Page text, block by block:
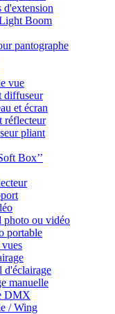
d'extension
Boom
pantographe
vue
diffuseur
et écran
réflecteur
pliant
Box’’
photo ou vidéo
portable
d'éclairage
manuelle
DMX
/ Wing